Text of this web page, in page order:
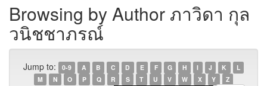
Browsing by Author ภาวิดา กุล
วนิชชาภรณ์
Jump to: 0-9 A B C D E F G H I J K
L
M
N O P Q R S T U V W X Y Z